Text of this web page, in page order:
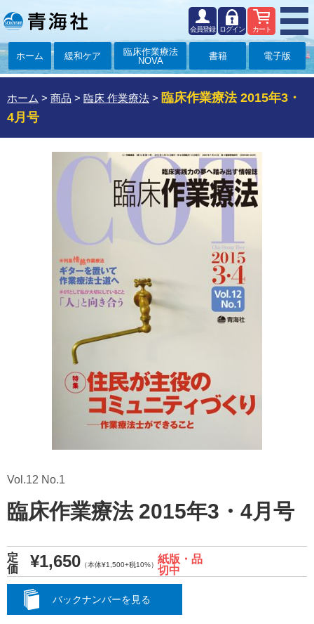
カート
ログイン
会員登録
ホーム 緩和ケア
臨床作業療法
NOVA
書籍 電子版
ホーム > 商品 > 臨床 作業療法 > 臨床作業療法 2015年3・
4月号
Vol.12 No.1
臨床作業療法 2015年3・4月号
定
価
¥1,650 （本体¥1,500+税10%）紙版・品
切中
バックナンバーを見る